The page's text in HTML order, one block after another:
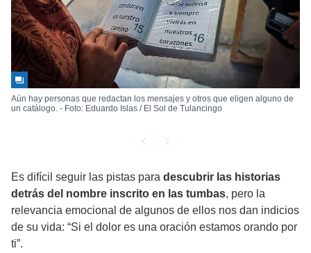
Aún hay personas que redactan los mensajes y otros que eligen alguno de
un catálogo. - Foto: Eduardo Islas / El Sol de Tulancingo
Es difícil seguir las pistas para descubrir las historias
detrás del nombre inscrito en las tumbas, pero la
relevancia emocional de algunos de ellos nos dan indicios
de su vida: “Si el dolor es una oración estamos orando por
ti”.